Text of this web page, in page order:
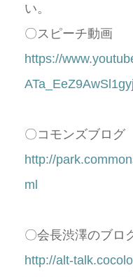
い。
〇スピーチ動画
https://
〇コモンズブログ
http://
ml
〇会長渋澤のブロ
http://alt-